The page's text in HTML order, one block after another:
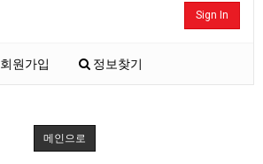
Sign In
회원가입 정보찾기
메인으로